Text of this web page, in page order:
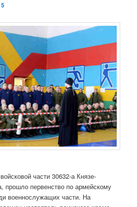
а
п
с
я
м
части 30632-а Князе-
прошло первенство по армейскому
военнослужащих части. На